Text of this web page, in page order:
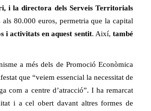
i la directora dels Serveis Territorials
80.000 euros, permetria que la capital
i activitats en aquest sentit. Així,també
a més dels de Promoció Econòmica
que “veiem essencial la necessitat de
com a centre d’atracció”. I ha remarcat
i a cel obert davant altres formes de